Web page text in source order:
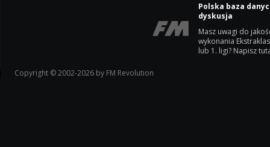
Polska baza
dyskusja
Masz uwagi do
wykonania
lub 1. ligi? Napisz
Copyright © 2002-2026 by FM Revolution